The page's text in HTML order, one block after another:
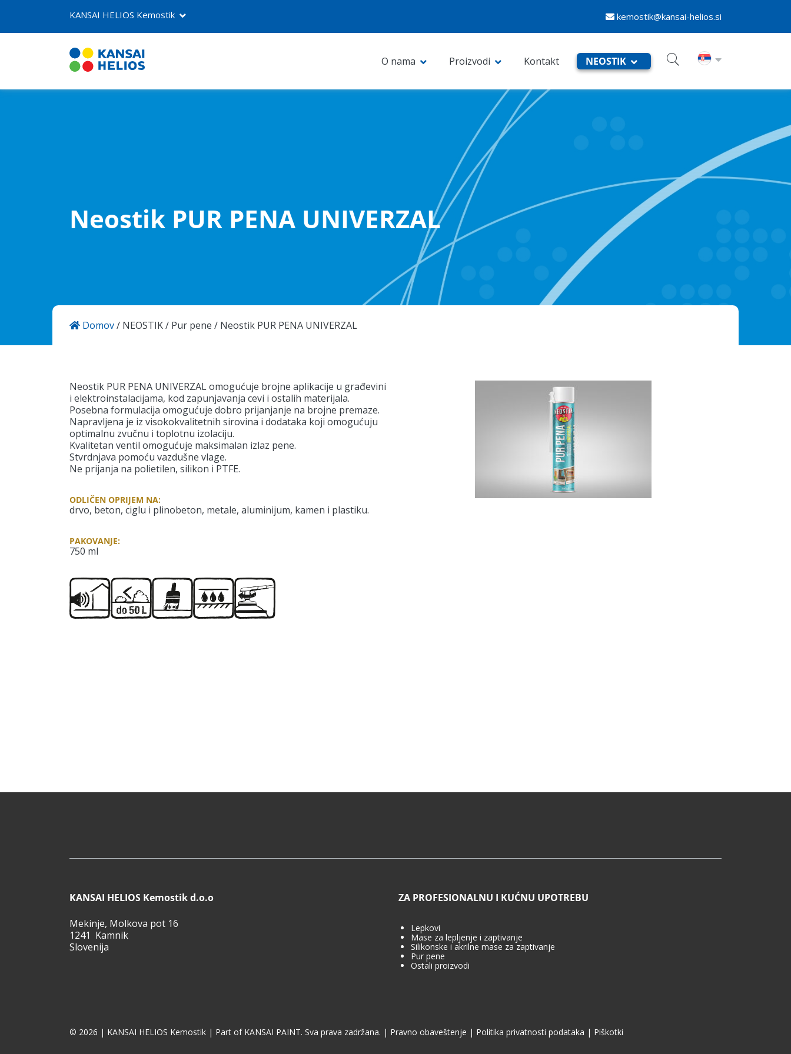
KANSAI HELIOS Kemostik kemostik@kansai-helios.si
O nama Proizvodi Kontakt NEOSTIK
Neostik PUR PENA UNIVERZAL
Domov/ NEOSTIK/ Pur pene / Neostik PUR PENA UNIVERZAL
Neostik PUR PENA UNIVERZAL omogućuje brojne aplikacije u građevini
i elektroinstalacijama, kod zapunjavanja cevi i ostalih materijala.
Posebna formulacija omogućuje dobro prijanjanje na brojne premaze.
Napravljena je iz visokokvalitetnih sirovina i dodataka koji omogućuju
optimalnu zvučnu i toplotnu izolaciju.
Kvalitetan ventil omogućuje maksimalan izlaz pene.
Stvrdnjava pomoću vazdušne vlage.
Ne prijanja na polietilen, silikon i PTFE.
ODLIČEN OPRIJEM NA:
drvo, beton, ciglu i plinobeton, metale, aluminijum, kamen i plastiku.
PAKOVANJE:
750 ml
KANSAI HELIOS Kemostik d.o.o
Mekinje, Molkova pot 16
1241 Kamnik
Slovenija
ZA PROFESIONALNU I KUĆNU UPOTREBU
Lepkovi
Mase za lepljenje i zaptivanje
Silikonske i akrilne mase za zaptivanje
Pur pene
Ostali proizvodi
© 2026 | KANSAI HELIOS Kemostik | Part of KANSAI PAINT. Sva prava zadržana. | Pravno obaveštenje | Politika privatnosti podataka | Piškotki